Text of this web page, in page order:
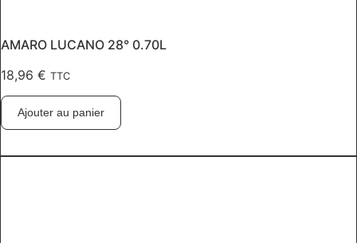
AMARO LUCANO 28° 0.70L
18,96 € TTC
Ajouter au panier